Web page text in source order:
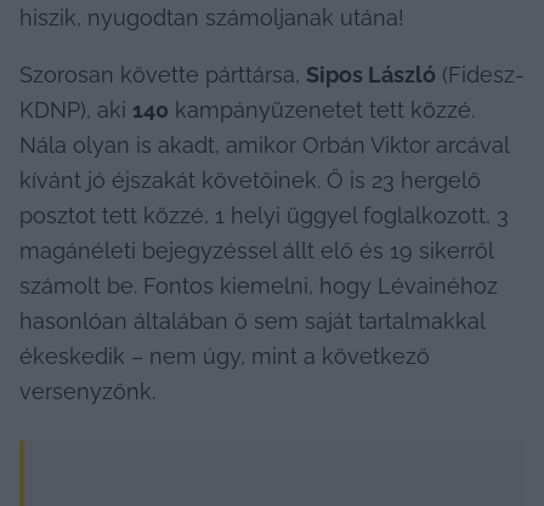
hiszik, nyugodtan számoljanak utána!
Szorosan követte párttársa, Sipos László (Fidesz-
KDNP), aki 140 kampányüzenetet tett közzé.
Nála olyan is akadt, amikor Orbán Viktor arcával
kívánt jó éjszakát követőinek. Ő is 23 hergelő
posztot tett közzé, 1 helyi üggyel foglalkozott, 3
magánéleti bejegyzéssel állt elő és 19 sikerről
számolt be. Fontos kiemelni, hogy Lévainéhoz
hasonlóan általában ő sem saját tartalmakkal
ékeskedik – nem úgy, mint a következő
versenyzőnk.